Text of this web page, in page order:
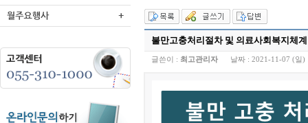
불만고충처리절차 및 의료사회복지체
글쓴이 : 최고관리자 날짜 : 2021-11-07 (일)